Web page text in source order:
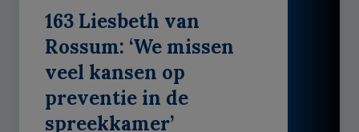
163 Liesbeth van
Rossum: ‘We missen
veel kansen op
preventie in de
spreekkamer’